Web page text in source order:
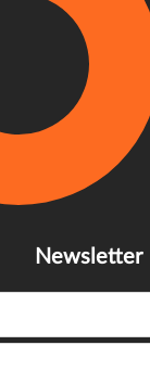
Newsletter